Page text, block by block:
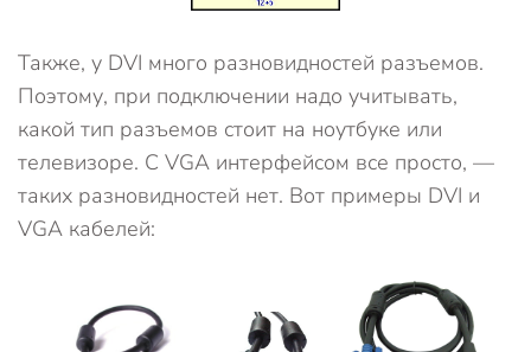
Также, у DVI много разновидностей разъемов.
Поэтому, при подключении надо учитывать,
какой тип разъемов стоит на ноутбуке или
телевизоре. С VGA интерфейсом все просто, —
таких разновидностей нет. Вот примеры DVI и
VGA кабелей: